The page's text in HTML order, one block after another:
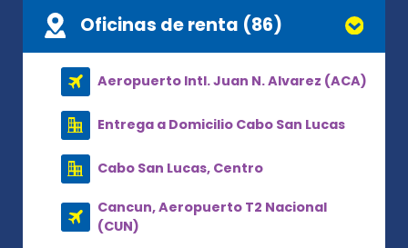
Oficinas de renta (86)
Aeropuerto Intl. Juan N. Alvarez (ACA)
Entrega a Domicilio Cabo San Lucas
Cabo San Lucas, Centro
Cancun, Aeropuerto T2 Nacional
(CUN)